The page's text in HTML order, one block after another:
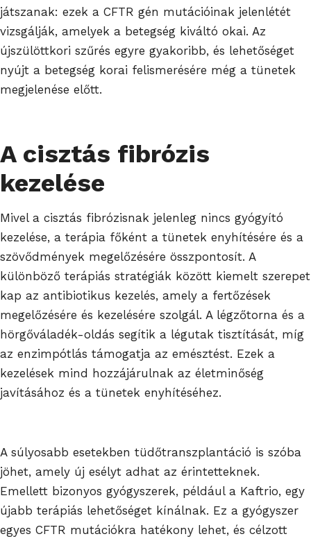
játszanak: ezek a CFTR gén mutációinak jelenlétét
vizsgálják, amelyek a betegség kiváltó okai. Az
újszülöttkori szűrés egyre gyakoribb, és lehetőséget
nyújt a betegség korai felismerésére még a tünetek
megjelenése előtt.
A cisztás fibrózis
kezelése
Mivel a cisztás fibrózisnak jelenleg nincs gyógyító
kezelése, a terápia főként a tünetek enyhítésére és a
szövődmények megelőzésére összpontosít. A
különböző terápiás stratégiák között kiemelt szerepet
kap az antibiotikus kezelés, amely a fertőzések
megelőzésére és kezelésére szolgál. A légzőtorna és a
hörgőváladék-oldás segítik a légutak tisztítását, míg
az enzimpótlás támogatja az emésztést. Ezek a
kezelések mind hozzájárulnak az életminőség
javításához és a tünetek enyhítéséhez.
A súlyosabb esetekben tüdőtranszplantáció is szóba
jöhet, amely új esélyt adhat az érintetteknek.
Emellett bizonyos gyógyszerek, például a Kaftrio, egy
újabb terápiás lehetőséget kínálnak. Ez a gyógyszer
egyes CFTR mutációkra hatékony lehet, és célzott